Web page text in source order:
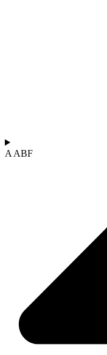
A ABF